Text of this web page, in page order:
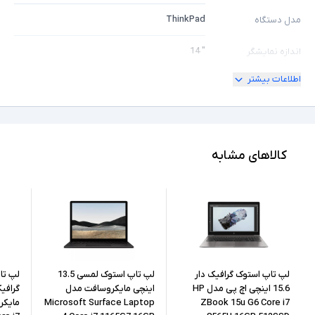
مدل دستگاه ThinkPad
اندازه نمایشگر " 14
امکان چرخش
نسل پردازنده
16GB
حافظه داخلی 512GB
نوع حافظه داخلی SSD
اطلاعات بیشتر
کالاهای مشابه
لپ تاپ استوک گرافیک دار
15.6 اینچی اچ پی مدل HP
ZBook 15u G6 Core i7
لپ تاپ استوک لمسی 13.5
اینچی مایکروسافت مدل
Microsoft Surface Laptop
لپ